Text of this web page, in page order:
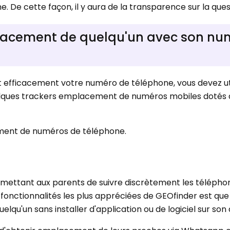
De cette façon, il y aura de la transparence sur la
de quelqu'un avec son
votre numéro de téléphone, vous devez
trackers emplacement de numéros mobiles dotés
de numéros de téléphone.
aux parents de suivre discrètement les
les plus appréciées de GEOfinder est
sans installer d'application ou de logiciel sur son